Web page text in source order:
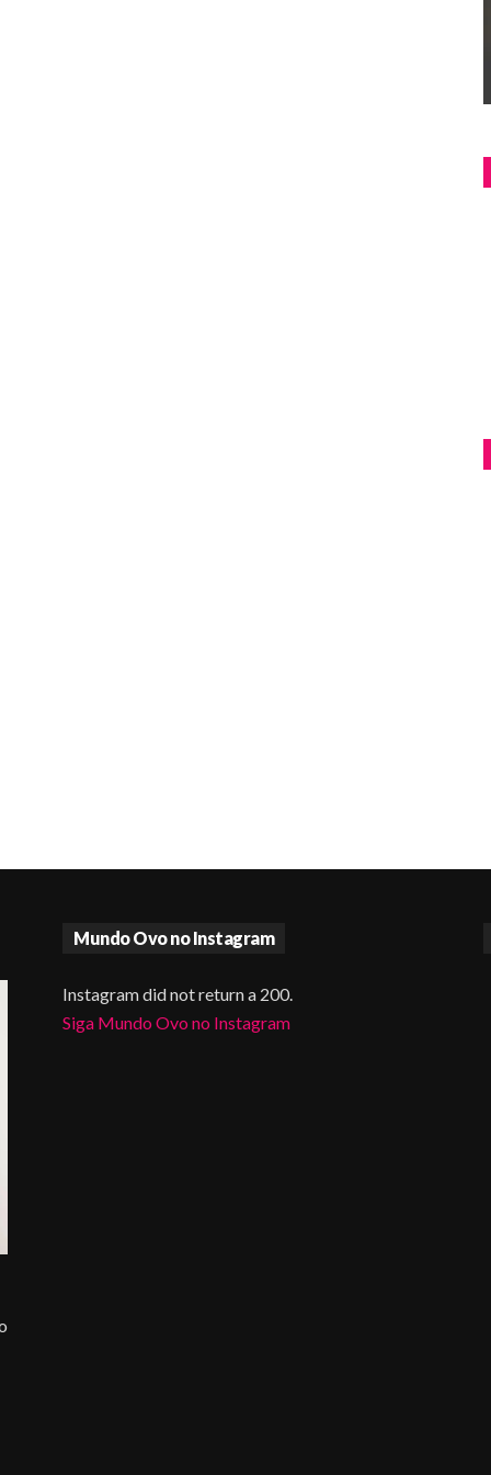
Mundo Ovo no Instagram
Instagram did not return a 200.
Siga Mundo Ovo no Instagram